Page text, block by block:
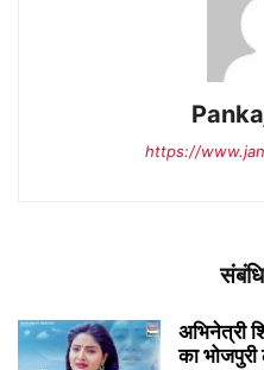
https://
अभिनेत्री
का